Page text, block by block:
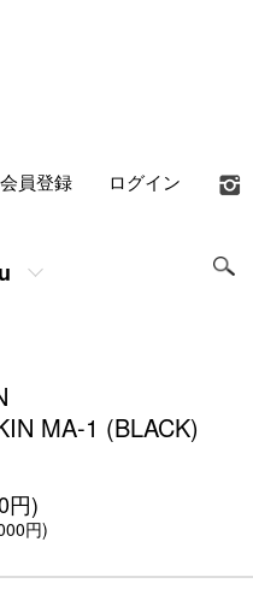
員登録 ログイン
MA-1 (BLACK)
円)
円)